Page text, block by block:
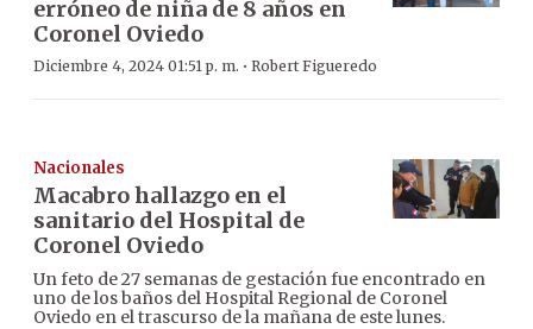
erróneo de niña de 8 años en
Coronel Oviedo
Diciembre 4, 2024 01:51 p. m. · Robert Figueredo
Nacionales
Macabro hallazgo en el
sanitario del Hospital de
Coronel Oviedo
Un feto de 27 semanas de gestación fue encontrado en
uno de los baños del Hospital Regional de Coronel
Oviedo en el trascurso de la mañana de este lunes.